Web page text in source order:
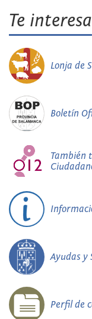
Te interesa
Lonja de
Boletín
También
Ayudas y
Perfil de